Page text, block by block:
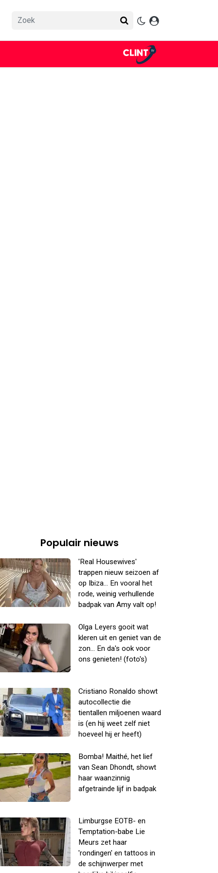
Populair nieuws
'Real Housewives'
trappen nieuw seizoen af
op Ibiza... En vooral het
rode, weinig verhullende
badpak van Amy valt op!
Olga Leyers gooit wat
kleren uit en geniet van de
zon... En da's ook voor
ons genieten! (foto's)
Cristiano Ronaldo showt
autocollectie die
tientallen miljoenen waard
is (en hij weet zelf niet
hoeveel hij er heeft)
Bomba! Maithé, het lief
van Sean Dhondt, showt
haar waanzinnig
afgetrainde lijf in badpak
Limburgse EOTB- en
Temptation-babe Lie
Meurs zet haar
'rondingen' en tattoos in
de schijnwerper met